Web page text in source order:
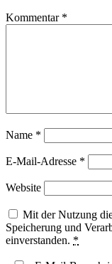
Kommentar *
Name *
E-Mail-Adresse *
Website
Mit der Nutzung
Speicherung und
einverstanden. *